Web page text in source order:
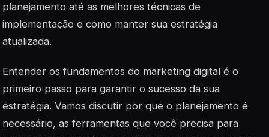
planejamento até as melhores técnicas de
implementação e como manter sua estratégia
atualizada.
Entender os fundamentos do marketing digital é o
primeiro passo para garantir o sucesso da sua
estratégia. Vamos discutir por que o planejamento é
necessário, as ferramentas que você precisa para